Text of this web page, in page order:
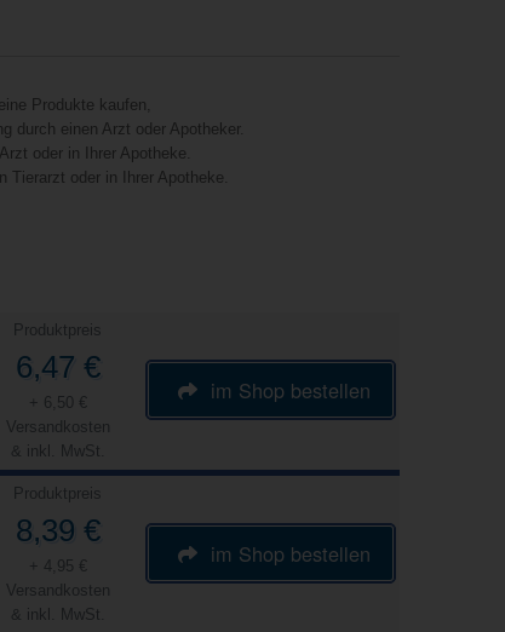
Produkte kaufen,
durch einen Arzt oder Apotheker.
oder in Ihrer Apotheke.
Tierarzt oder in Ihrer Apotheke.
Produktpreis
6,47 €
+ 6,50 €
Versandkosten
& inkl. MwSt.
im Shop bestellen
Produktpreis
8,39 €
+ 4,95 €
Versandkosten
& inkl. MwSt.
im Shop bestellen